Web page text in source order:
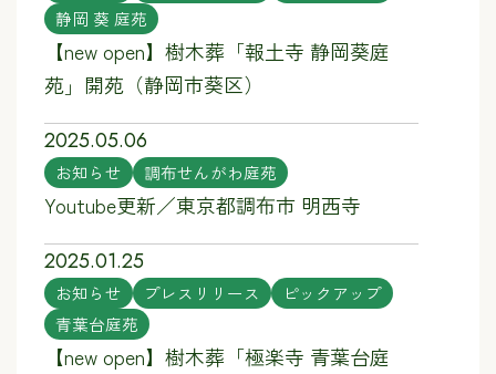
静岡 葵 庭苑
【new open】樹木葬「報土寺 静岡葵庭
苑」開苑（静岡市葵区）
2025.05.06
お知らせ 調布せんがわ庭苑
Youtube更新／東京都調布市 明西寺
2025.01.25
お知らせ プレスリリース
ピックアップ
青葉台庭苑
【new open】樹木葬「極楽寺 青葉台庭